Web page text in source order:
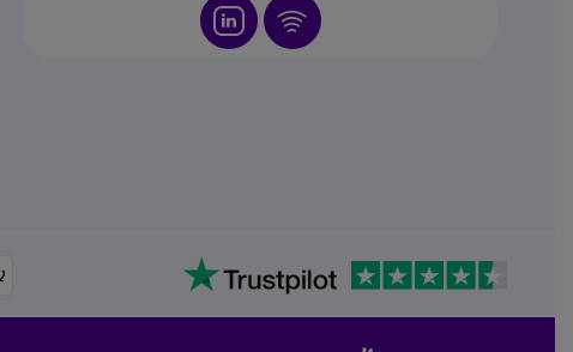
Icon Icon